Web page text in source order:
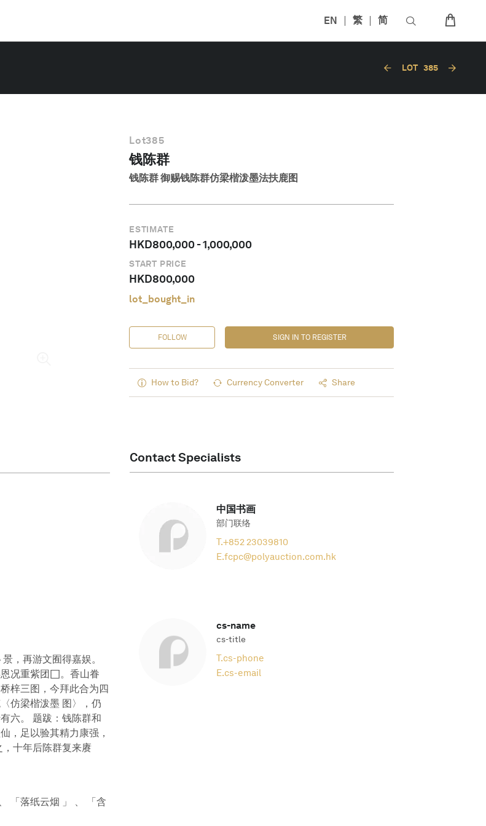
EN 繁 简
LOT 385
Lot385
钱陈群
钱陈群 御赐钱陈群仿梁楷泼墨法扶鹿图
ESTIMATE
HKD800,000-1,000,000
START PRICE
HKD800,000
lot_bought_in
FOLLOW SIGN IN TO REGISTER
How to Bid? Currency Converter Share
，再游文囿得嘉娱。
况重紫团□。香山眷
梓三图，今拜此合为四
仿梁楷泼墨 图〉，仍
六。 题跋：钱陈群和
，足以验其精力康强，
十年后陈群复来赓
「落纸云烟 」 、 「含
Contact Specialists
中国书画
部门联络
T.+852 23039810
E.fcpc@polyauction.com.hk
cs-name
cs-title
T.cs-phone
E.cs-email